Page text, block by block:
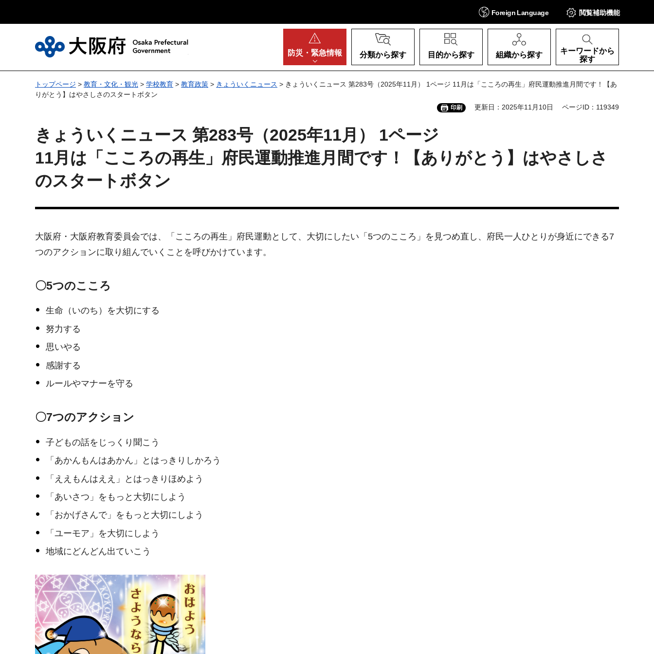
Foreign Language 閲覧補助機能
防災・ 緊急情報 分類から探す 目的から探す 組織から探す
キーワードから
探す
トップページ > 教育・文化・観光 > 学校教育 > 教育政策 > きょういくニュース > きょういくニュース 第283号（2025年11月） 1ページ 11月は「こころの再生」府民運動推進月間です！【あ
りがとう】はやさしさのスタートボタン
印刷 更新日：2025年11月10日 ページID：119349
きょういくニュース 第283号（2025年11月） 1ページ
11月は「こころの再生」府民運動推進月間です！【ありがとう】はやさしさ
のスタートボタン
大阪府・大阪府教育委員会では、「こころの再生」府民運動として、大切にしたい「5つのこころ」を見つめ直し、府民一人ひとりが身近にできる7
つのアクションに取り組んでいくことを呼びかけています。
〇5つのこころ
生命（いのち）を大切にする
努力する
思いやる
感謝する
ルールやマナーを守る
〇7つのアクション
子どもの話をじっくり聞こう
「あかんもんはあかん」とはっきりしかろう
「ええもんはええ」とはっきりほめよう
「あいさつ」をもっと大切にしよう
「おかげさんで」をもっと大切にしよう
「ユーモア」を大切にしよう
地域にどんどん出ていこう